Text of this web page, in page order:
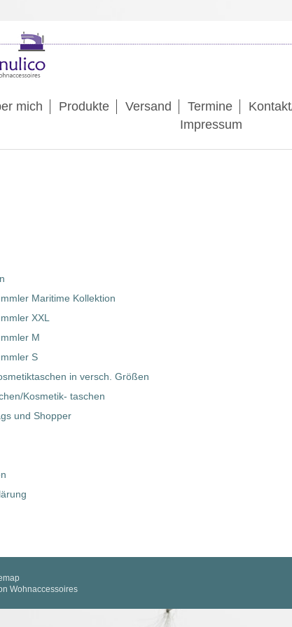
mich Produkte Versand Termine
Impressum
Maritime Kollektion
XXL
M
S
in versch. Größen
Kosmetik- taschen
und Shopper
Wohnaccessoires